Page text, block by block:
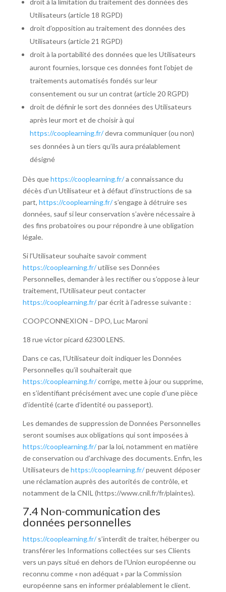
droit à la limitation du traitement des données des
Utilisateurs (article 18 RGPD)
droit d’opposition au traitement des données des
Utilisateurs (article 21 RGPD)
droit à la portabilité des données que les Utilisateurs
auront fournies, lorsque ces données font l’objet de
traitements automatisés fondés sur leur
consentement ou sur un contrat (article 20 RGPD)
droit de définir le sort des données des Utilisateurs
après leur mort et de choisir à qui
https://cooplearning.fr/devra communiquer (ou non)
ses données à un tiers qu’ils aura préalablement
désigné
Dès quehttps://cooplearning.fr/a connaissance du
décès d’un Utilisateur et à défaut d’instructions de sa
part, https://cooplearning.fr/s’engage à détruire ses
données, sauf si leur conservation s’avère nécessaire à
des fins probatoires ou pour répondre à une obligation
légale.
Si l’Utilisateur souhaite savoir comment
https://cooplearning.fr/utilise ses Données
Personnelles, demander à les rectifier ou s’oppose à leur
traitement, l’Utilisateur peut contacter
https://cooplearning.fr/par écrit à l’adresse suivante :
COOPCONNEXION – DPO, Luc Maroni
18 rue victor picard 62300 LENS.
Dans ce cas, l’Utilisateur doit indiquer les Données
Personnelles qu’il souhaiterait que
https://cooplearning.fr/corrige, mette à jour ou supprime,
en s’identifiant précisément avec une copie d’une pièce
d’identité (carte d’identité ou passeport).
Les demandes de suppression de Données Personnelles
seront soumises aux obligations qui sont imposées à
https://cooplearning.fr/par la loi, notamment en matière
de conservation ou d’archivage des documents. Enfin, les
Utilisateurs dehttps://cooplearning.fr/peuvent déposer
une réclamation auprès des autorités de contrôle, et
notamment de la CNIL (https://www.cnil.fr/fr/plaintes).
7.4 Non-communication des
données personnelles
https://cooplearning.fr/s’interdit de traiter, héberger ou
transférer les Informations collectées sur ses Clients
vers un pays situé en dehors de l’Union européenne ou
reconnu comme « non adéquat » par la Commission
européenne sans en informer préalablement le client.